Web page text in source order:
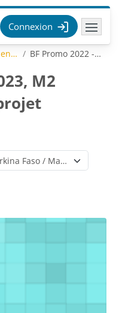
Connexion
Master 2 en Management de projets BF Promo 2022 -2023, M2 Management de projet
M2
de cours